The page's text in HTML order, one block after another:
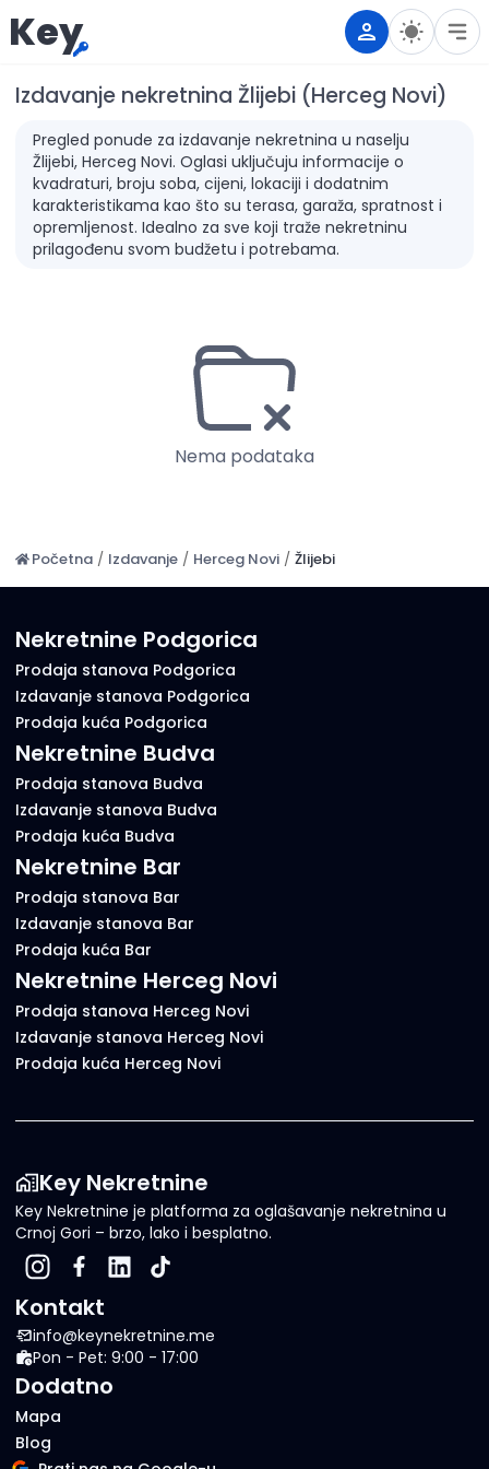
Key
Izdavanje nekretnina Žlijebi (Herceg Novi)
Pregled ponude za izdavanje nekretnina u naselju
Žlijebi, Herceg Novi. Oglasi uključuju informacije o
kvadraturi, broju soba, cijeni, lokaciji i dodatnim
karakteristikama kao što su terasa, garaža, spratnost i
opremljenost. Idealno za sve koji traže nekretninu
prilagođenu svom budžetu i potrebama.
Nema podataka
Početna / Izdavanje / Herceg Novi / Žlijebi
Nekretnine Podgorica
Prodaja stanova Podgorica
Izdavanje stanova Podgorica
Prodaja kuća Podgorica
Nekretnine Budva
Prodaja stanova Budva
Izdavanje stanova Budva
Prodaja kuća Budva
Nekretnine Bar
Prodaja stanova Bar
Izdavanje stanova Bar
Prodaja kuća Bar
Nekretnine Herceg Novi
Prodaja stanova Herceg Novi
Izdavanje stanova Herceg Novi
Prodaja kuća Herceg Novi
Key Nekretnine
Key Nekretnine je platforma za oglašavanje nekretnina u
Crnoj Gori – brzo, lako i besplatno.
Kontakt
info@keynekretnine.me
Pon - Pet: 9:00 - 17:00
Dodatno
Mapa
Blog